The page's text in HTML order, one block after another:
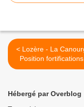
< Lozère - La Canourgue -
Position fortifications
carte
Hébergé par Overblog